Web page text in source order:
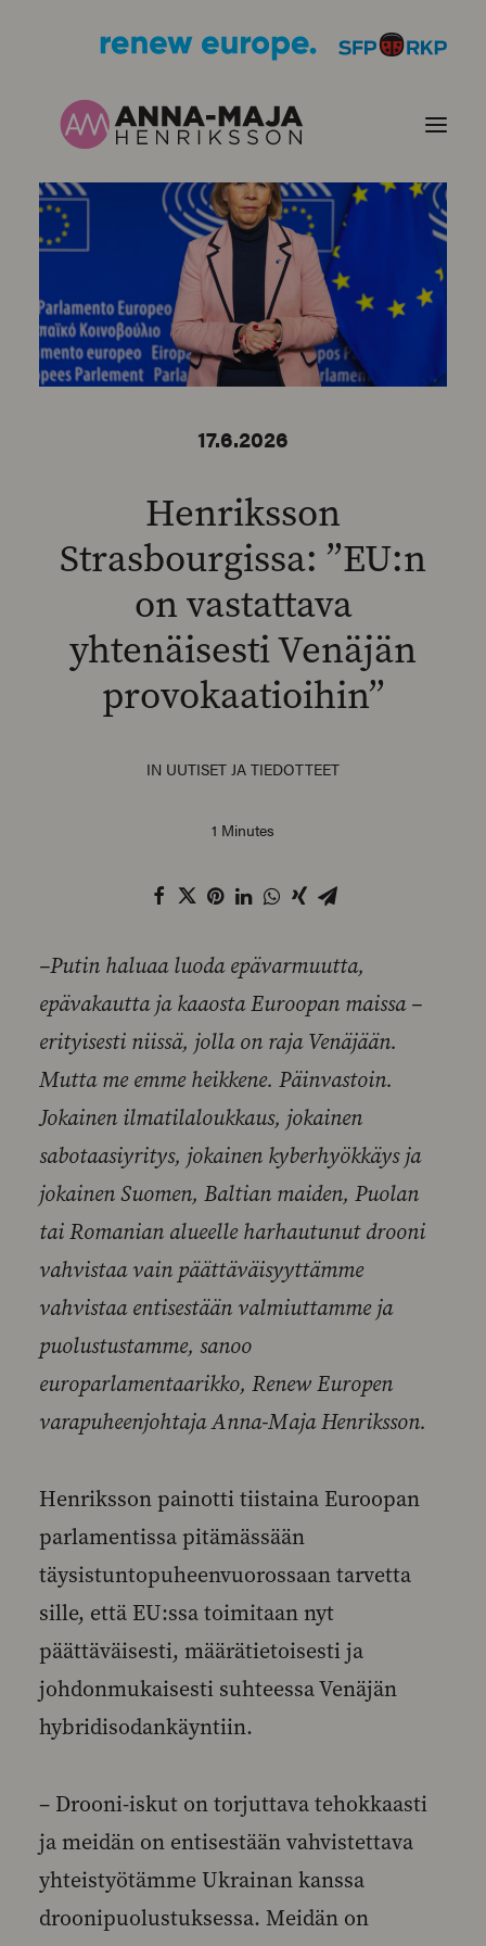
JULKAISUT
POLITIIKKANI
HENKILÖKUVA
SEARCH
17.6.2026
Henriksson
Strasbourgissa: ”EU:n
on vastattava
yhtenäisesti Venäjän
provokaatioihin”
IN UUTISET JA TIEDOTTEET
1 Minutes
–Putin haluaa luoda epävarmuutta,
epävakautta ja kaaosta Euroopan maissa –
erityisesti niissä, jolla on raja Venäjään.
Mutta me emme heikkene. Päinvastoin.
Jokainen ilmatilaloukkaus, jokainen
sabotaasiyritys, jokainen kyberhyökkäys ja
jokainen Suomen, Baltian maiden, Puolan
tai Romanian alueelle harhautunut drooni
vahvistaa vain päättäväisyyttämme
vahvistaa entisestään valmiuttamme ja
puolustustamme, sanoo
europarlamentaarikko, Renew Europen
varapuheenjohtaja Anna-Maja Henriksson.
Henriksson painotti tiistaina Euroopan
parlamentissa pitämässään
täysistuntopuheenvuorossaan tarvetta
sille, että EU:ssa toimitaan nyt
päättäväisesti, määrätietoisesti ja
johdonmukaisesti suhteessa Venäjän
hybridisodankäyntiin.
– Drooni-iskut on torjuttava tehokkaasti
ja meidän on entisestään vahvistettava
yhteistyötämme Ukrainan kanssa
droonipuolustuksessa. Meidän on